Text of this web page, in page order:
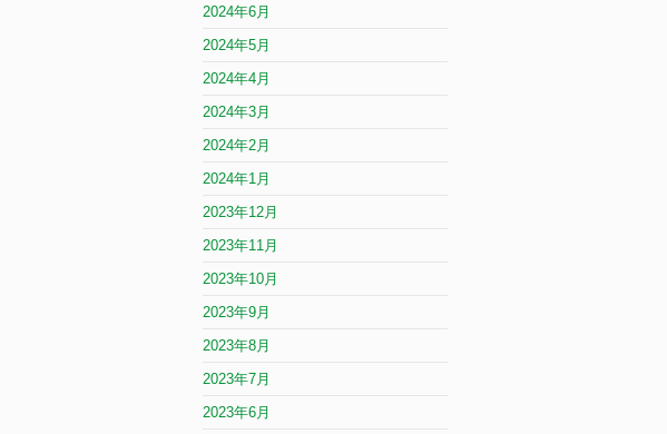
2024年6月
2024年5月
2024年4月
2024年3月
2024年2月
2024年1月
2023年12月
2023年11月
2023年10月
2023年9月
2023年8月
2023年7月
2023年6月